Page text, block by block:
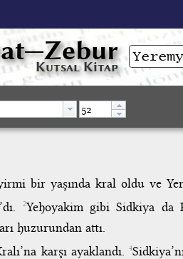
Kutsal Kitap
bir yaşında kral oldu ve
2Yehoyakim gibi Sidkiya da
huzurundan attı.
karşı ayaklandı.4